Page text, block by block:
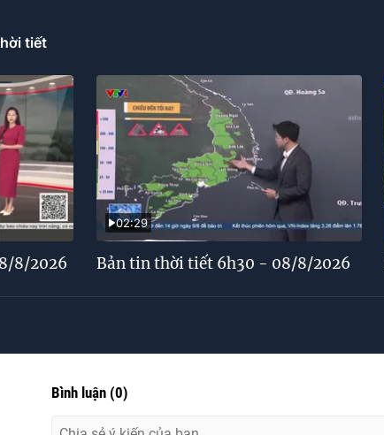
tiết
8/2026
02:29
Bản tin thời tiết 6h30 - 08/8/2026
Bình luận (0)